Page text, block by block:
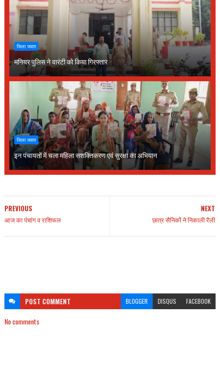
जिला जवार
मनियर पुलिस ने वारंटी को किया गिरफ्तार
जिला जवार
इन पंचायतों में चला महिला सशक्तिकरण एवं सुरक्षा का अभियान
NEXT
छात्र सैनिकों ने निकाली रैली
PREVIOUS
आज का पंचांग व राशिफल
POST COMMENT BLOGGER DISQUS FACEBOOK
No comments